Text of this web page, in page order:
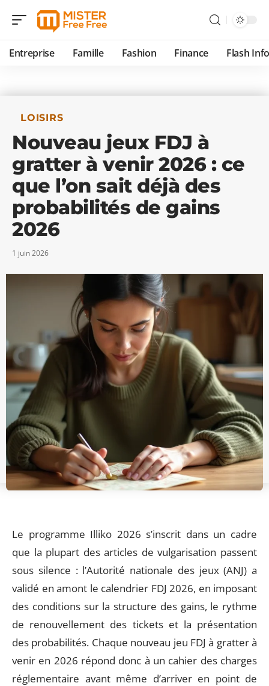
Entreprise Famille Fashion Finance Flash Info
LOISIRS
Nouveau jeux FDJ à
gratter à venir 2026 : ce
que l’on sait déjà des
probabilités de gains
2026
1 juin 2026
Le programme Illiko 2026 s’inscrit dans un cadre
que la plupart des articles de vulgarisation passent
sous silence : l’Autorité nationale des jeux (ANJ) a
validé en amont le calendrier FDJ 2026, en imposant
des conditions sur la structure des gains, le rythme
de renouvellement des tickets et la présentation
des probabilités. Chaque nouveau jeu FDJ à gratter à
venir en 2026 répond donc à un cahier des charges
réglementaire avant même d’arriver en point de